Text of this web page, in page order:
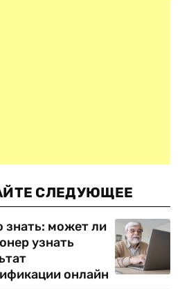
СЛЕДУЮЩЕЕ
знать: может ли
узнать
онлайн